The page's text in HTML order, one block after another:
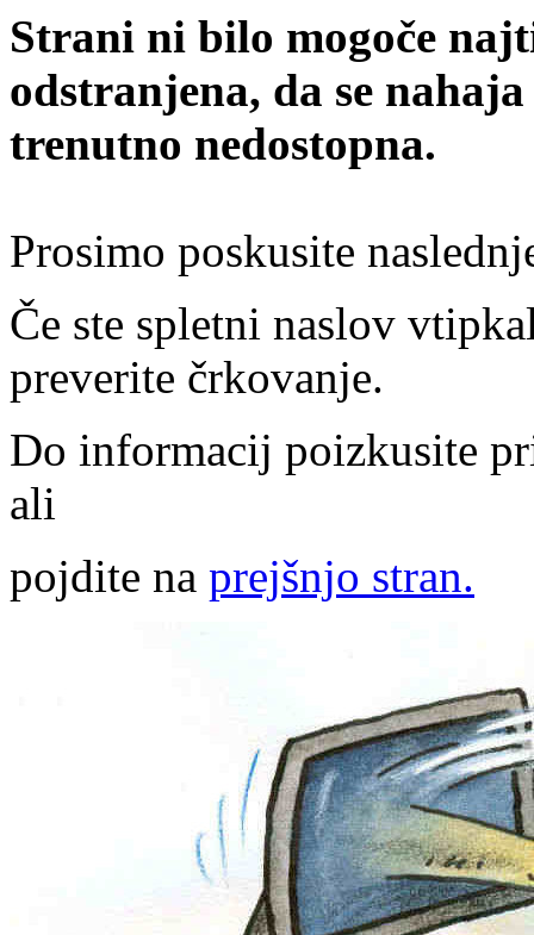
Strani ni bilo mogoče
odstranjena, da se
trenutno nedostopna.
Prosimo poskusite
Če ste spletni naslov
preverite črkovanje.
Do informacij poizkusite
ali
pojdite na prejšnjo stran.